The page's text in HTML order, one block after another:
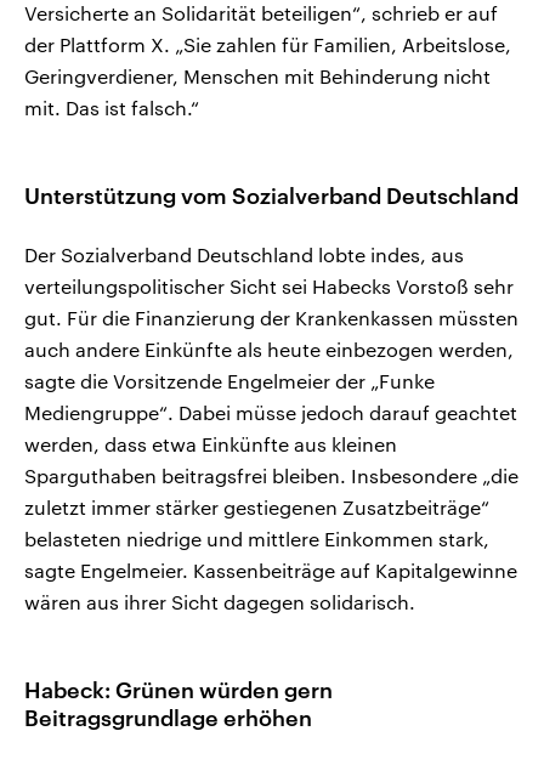
Versicherte an Solidarität beteiligen“, schrieb er auf
der Plattform X. „Sie zahlen für Familien, Arbeitslose,
Geringverdiener, Menschen mit Behinderung nicht
mit. Das ist falsch.“
Unterstützung vom Sozialverband Deutschland
Der Sozialverband Deutschland lobte indes, aus
verteilungspolitischer Sicht sei Habecks Vorstoß sehr
gut. Für die Finanzierung der Krankenkassen müssten
auch andere Einkünfte als heute einbezogen werden,
sagte die Vorsitzende Engelmeier der „Funke
Mediengruppe“. Dabei müsse jedoch darauf geachtet
werden, dass etwa Einkünfte aus kleinen
Sparguthaben beitragsfrei bleiben. Insbesondere „die
zuletzt immer stärker gestiegenen Zusatzbeiträge“
belasteten niedrige und mittlere Einkommen stark,
sagte Engelmeier. Kassenbeiträge auf Kapitalgewinne
wären aus ihrer Sicht dagegen solidarisch.
Habeck: Grünen würden gern
Beitragsgrundlage erhöhen